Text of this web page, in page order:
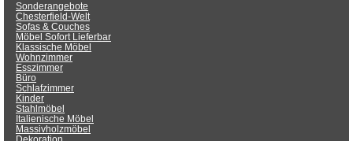
Sonderangebote
Chesterfield-Welt
Sofas & Couches
Möbel Sofort Lieferbar
Klassische Möbel
Wohnzimmer
Esszimmer
Büro
Schlafzimmer
Kinder
Stahlmöbel
Italienische Möbel
Massivholzmöbel